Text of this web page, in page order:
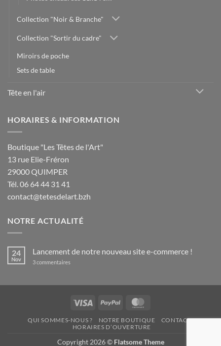
Collection "Noir & Branche"
Collection "Sortir du cadre"
Miroirs de poche
Sets de table
Tête en l'air
HORAIRES & INFORMATION
Boutique "Les Têtes de l'Art"
13 rue Elie-Fréron
29000 QUIMPER
Tél. 06 64 44 31 41
contact@tetesdelart.bzh
NOTRE ACTUALITÉ
24
Nov
Lancement de notre nouveau site e-commerce !
3 commentaires
nouveau
e-
commerce
Visa PayPal
QUI SOMMES-NOUS ? NOTRE BOUTIQUE
CONTACT
HORAIRES D’OUVERTURE
Copyright 2026 © Flatsome Theme